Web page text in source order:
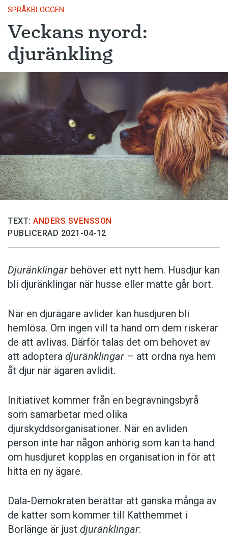
SPRÅKBLOGGEN
Veckans nyord:
djuränkling
TEXT: ANDERS SVENSSON
PUBLICERAD 2021-04-12
Djuränklingar behöver ett nytt hem. Husdjur kan
bli djuränklingar när husse eller matte går bort.
När en djurägare avlider kan husdjuren bli
hemlösa. Om ingen vill ta hand om dem riskerar
de att avlivas. Därför talas det om behovet av
att adoptera djuränklingar – att ordna nya hem
åt djur när ägaren avlidit.
Initiativet kommer från en begravningsbyrå
som samarbetar med olika
djurskyddsorganisationer. När en avliden
person inte har någon anhörig som kan ta hand
om husdjuret kopplas en organisation in för att
hitta en ny ägare.
Dala-Demokraten berättar att ganska många av
de katter som kommer till Katthemmet i
Borlänge är just djuränklingar: